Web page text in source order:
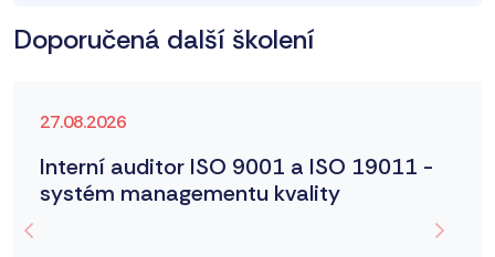
Doporučená další školení
27.08.2026
Interní auditor ISO 9001 a ISO 19011 -
systém managementu kvality